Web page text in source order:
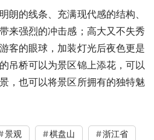
朗的线条、充满现代感的结构、
来强烈的冲击感；高大又不失秀
客的眼球，加装灯光后夜色更是
吊桥可以为景区锦上添花，可以
，也可以将景区所拥有的独特魅
景观 棋盘山
浙江省